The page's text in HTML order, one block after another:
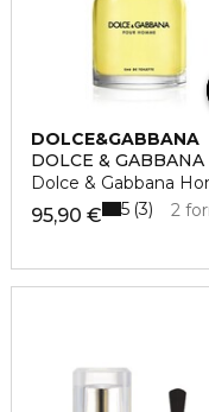
DOLCE&GABBANA
DOLCE & GABBANA
Dolce & Gabbana
95,90 € 2
5 3